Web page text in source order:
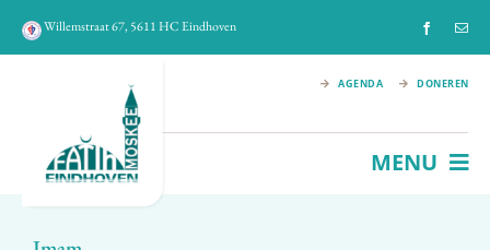
Ga
naar
Willemstraat 67, 5611 HC Eindhoven
AGENDA DONEREN
MENU